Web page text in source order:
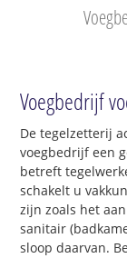
Voegbedrijf
De tegelzetterij
voegbedrijf een
betreft
schakelt u
zijn zoals het
sanitair
sloop daarvan.